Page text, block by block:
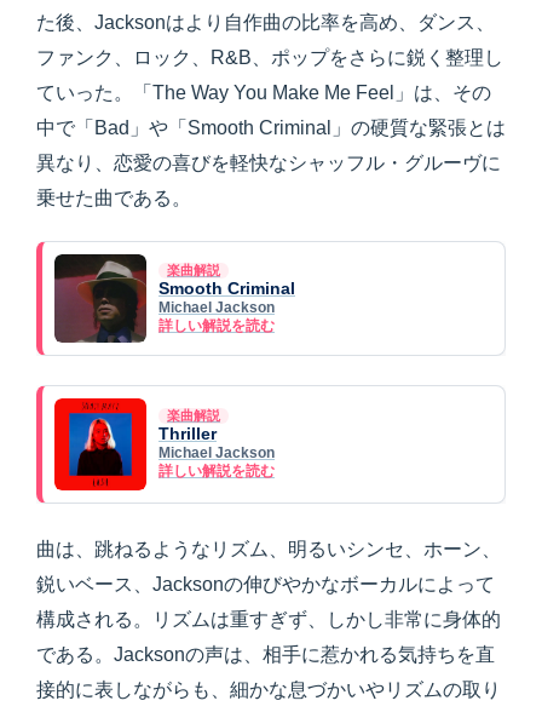
た後、Jacksonはより自作曲の比率を高め、ダンス、
ファンク、ロック、R&B、ポップをさらに鋭く整理し
ていった。「The Way You Make Me Feel」は、その
中で「Bad」や「Smooth Criminal」の硬質な緊張とは
異なり、恋愛の喜びを軽快なシャッフル・グルーヴに
乗せた曲である。
楽曲解説
Smooth Criminal
Michael Jackson
詳しい解説を読む
楽曲解説
Thriller
Michael Jackson
詳しい解説を読む
曲は、跳ねるようなリズム、明るいシンセ、ホーン、
鋭いベース、Jacksonの伸びやかなボーカルによって
構成される。リズムは重すぎず、しかし非常に身体的
である。Jacksonの声は、相手に惹かれる気持ちを直
接的に表しながらも、細かな息づかいやリズムの取り